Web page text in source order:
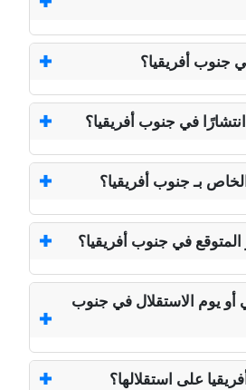
جنوب أفريقيا؟
انتشارًا في جنوب أفريقيا؟
بـ جنوب أفريقيا؟
في جنوب أفريقيا؟
أو يوم الاستقلال في جنوب
على استقلالها؟